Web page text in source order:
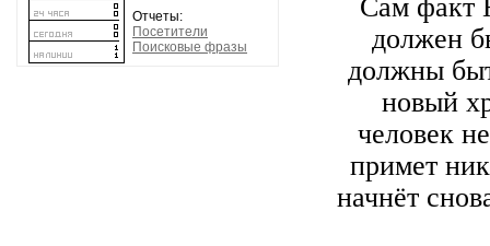
Отчеты:
Посетители
Поисковые фразы
Сам факт
должен
должны
новый
человек
примет
начнёт